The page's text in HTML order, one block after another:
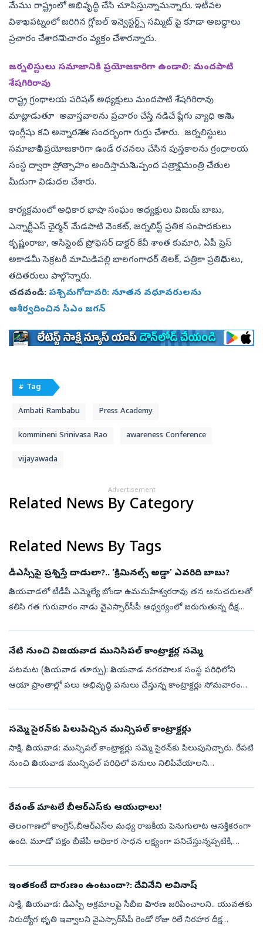
మేము రాష్ట్రంలో అభివృద్ధి చేసి చూపిస్తున్నామన్నారు. ఇటీవల
విశాఖపట్నంలో జరిగిన గ్లోబల్ ఇన్వెస్టర్ట్స్ సమ్మిట్ పై కూడా అబద్ధాలు
ప్రచారం చేశారని విచారం వ్యక్తం చేశారన్నారు.
జర్నలిస్టులు సమాజానికి ప్రయోజకారిగా ఉండాలి: మందపాటి
శేషగిరిరావు
రాష్ట్ర గ్రంధాలయ పరిషత్ అధ్యక్షులు మందపాటి శేషగిరిరావు
మాట్లాడుతూ అవాస్తవాలను ప్రచారం చేస్తే నడిచే ప్లేగు వ్యాధి అని ఓ
ఇంగ్లీషు కవి అన్నారని ఈ సందర్భంగా గుర్తు చేశారు. జర్నలిస్టులు
సమాజానికి ప్రయోజకారిగా ఉండే రచనలు చేసిన పుస్తకాలను గ్రంధాలయ
సంస్థ ద్వారా ప్రోత్సాహం అందిస్తామని ఒప్పంద పత్రాన్ని మంత్రి చేతుల
మీదుగా విడుదల చేశారు.
కార్యక్రమంలో అధికార భాషా సంఘం అధ్యక్షులు విజయ్ బాబు,
ఎన్నార్టీఎస్ ఛైర్మన్ మేడపాటి వెంకట్, జర్నలిస్ట్‌ ప్రతిక సంపాదకులు
కృష్ణంరాజు, అసిస్టెంట్ ప్రోఫెసర్ డాక్టర్ కేవీ శాంత కుమారి, ఏపీ ప్రెస్
అకాడమీ సెక్రటరీ మామిడిపల్లి బాలగంగాధర్ తిలక్, పత్రికా ప్రతినిధులు,
తదితరులు పాల్గొన్నారు.
చదవండి: పశ్చిమగోదావరి: నూతన వధూవరులను
ఆశీర్వదించిన సీఎం జగన్
# Tag
Ambati Rambabu Press Academy
kommineni Srinivasa Rao awareness Conference
vijayawada
Advertisement
Related News By Category
Related News By Tags
డీఎస్సీపై ప్రశ్నిస్తే దాడులా?.. ‘క్రిమినల్స్‌ అడ్డా’ ఎవరిది బాబు?
విజయవాడలో టీడీపీ ఎమ్మెల్యే బోండా ఉమమహేశ్వరరావు తన అనుచరులతో
కలిసి గత గురువారం నాడు వైఎస్సార్‌సీపీ ఆధ్వర్యంలో జరుగుతున్న దీక్ష
నేటి నుంచి విజయవాడ మునిసిపల్‌ కాంట్రాక్టర్ల సమ్మె
పటమట (విజయవాడ తూర్పు): విజయవాడ నగరపాలక సంస్థ పరిధిలోని
ఆయా ప్రాంతాల్లో పలు అభివృద్ధి పనులు చేస్తున్న కాంట్రాక్టర్లు సోమవారం
సమ్మె సైరన్‌కు పిలుపిచ్చిన మున్సిపల్‌ కాంట్రాక్టర్లు
సాక్షి, విజయవాడ: మున్సిపల్ కాంట్రాక్టర్లు సమ్మె సైరన్‌కు పిలుపునిచ్చారు. రేపటి
నుంచి విజయవాడ మున్సిపల్‌ పరిధిలో పనులు నిలిపివేయాలని
రేవంత్‌ మాటలే బీఆర్‌ఎస్‌కు ఆయుధాలు!
తెలంగాణలో కాంగ్రెస్,బీఆర్ఎస్‌ల మధ్య రాజకీయ పెనుగులాట ఆసక్తికరంగా
ఉంది. మూడో పక్షం బీజేపీ అధికార సాధన లక్ష్యంగా పనిచేస్తున్నప్పటికీ,
ఇంతకంటే దారుణం ఉంటుందా?: దేవినేని అవినాష్‌
సాక్షి, విజయవాడ: డిఎస్పీ అక్రమాలపై సీబీఐ విచారణ జరిపించాలని.. యువతకు
నిరుద్యోగ భృతి ఇవ్వాలని వైఎస్సార్‌సీపీ రెండో రోజు రిలే నిరహార దీక్ష